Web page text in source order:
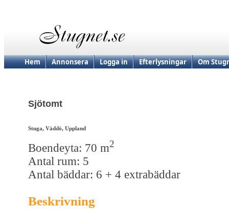
Hem Annonsera Logga in Efterlysningar Om
Sjötomt
Stuga, Väddö, Uppland
Boendeyta: 70 m2
Antal rum: 5
Antal bäddar: 6 + 4 extrabäddar
Beskrivning